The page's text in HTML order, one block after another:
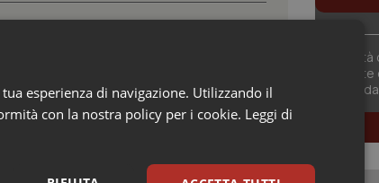
per Medicina, 3.000 in
firmato il decreto che definisce i posti
chiusura la
esperienza di navigazione. Utilizzando il
con la nostra policy per i cookie. Leggi di